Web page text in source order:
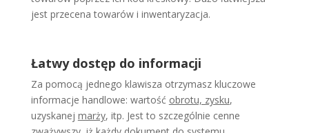
jest przecena towarów i inwentaryzacja.
Łatwy dostęp do informacji
Za pomocą jednego klawisza otrzymasz kluczowe
informacje handlowe: wartość obrotu, zysku,
uzyskanej marży, itp. Jest to szczególnie cenne